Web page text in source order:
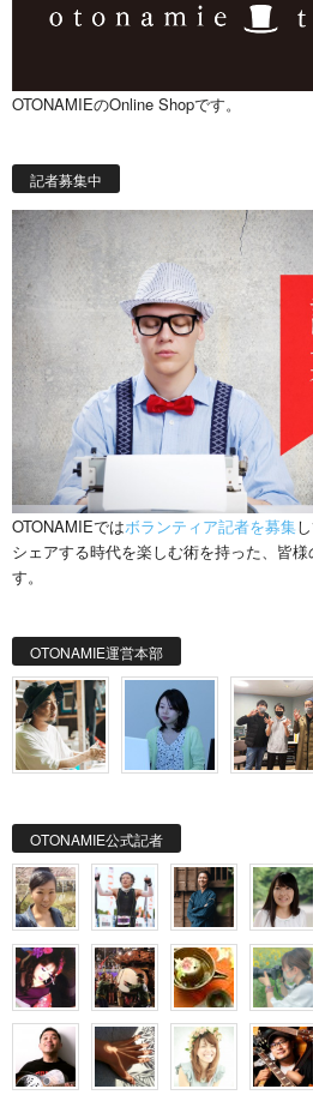
OTONAMIEのOnline Shopです。
記者募集中
OTONAMIEではボランティア記者を募集
シェアする時代を楽しむ術を持った、皆
す。
OTONAMIE運営本部
OTONAMIE公式記者